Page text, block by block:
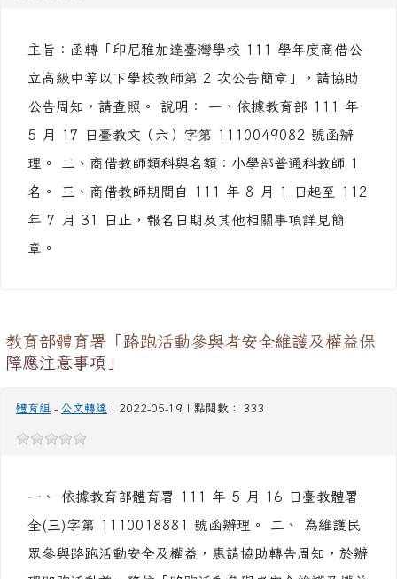
主旨：函轉「印尼雅加達臺灣學校 111 學年度商借公
立高級中等以下學校教師第 2 次公告簡章」，請協助
公告周知，請查照。 說明： 一、依據教育部 111 年
5 月 17 日臺教文（六）字第 1110049082 號函辦
理。 二、商借教師類科與名額：小學部普通科教師 1
名。 三、商借教師期間自 111 年 8 月 1 日起至 112
年 7 月 31 日止，報名日期及其他相關事項詳見簡
章。
教育部體育署「路跑活動參與者安全維護及權益保
障應注意事項」
體育組 - 公文轉達 | 2022-05-19 | 點閱數： 333
一、 依據教育部體育署 111 年 5 月 16 日臺教體署
全(三)字第 1110018881 號函辦理。 二、 為維護民
眾參與路跑活動安全及權益，惠請協助轉告周知，於辦